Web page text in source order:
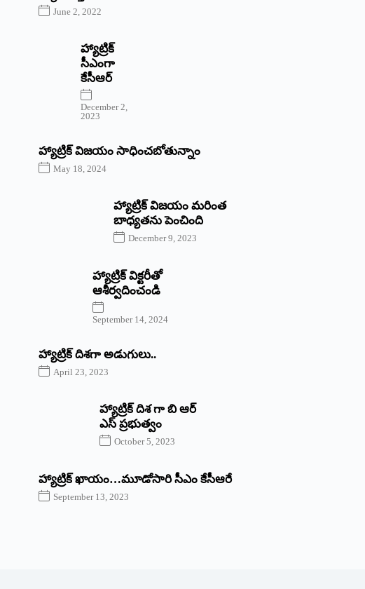
June 2, 2022
హ్యాట్రిక్‌
‌సీఎంగా
కేసీఆర్‌
December 2,
2023
హ్యాట్రిక్‌ విజయం సాధించబోతున్నాం
May 18, 2024
హ్యాట్రిక్ విజయం మరింత
బాధ్యతను పెంచింది
December 9, 2023
హ్యాట్రిక్‌ ‌విక్టరీతో
ఆశీర్వదించండి
September 14, 2024
‌హ్యాట్రిక్‌ ‌దిశగా అడుగులు..
April 23, 2023
హ్యాట్రిక్ దిశ గా బి ఆర్
ఎస్ ప్రభుత్వం
October 5, 2023
హ్యాట్రిక్‌ ‌ఖాయం…మూడోసారి సీఎం కేసీఆరే
September 13, 2023